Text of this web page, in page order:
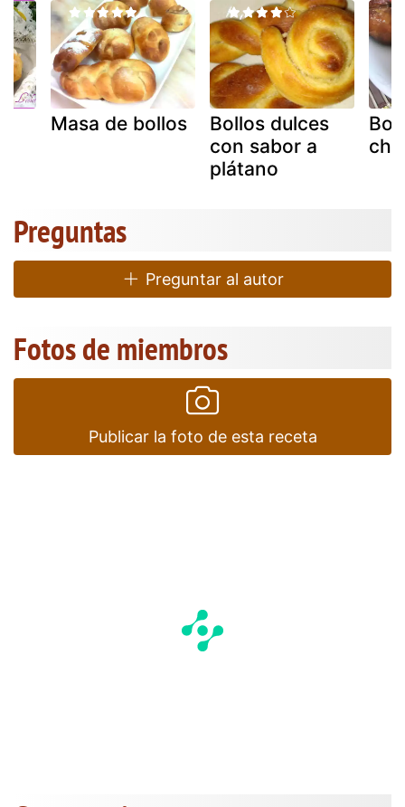
Masa de bollos
Bollos dulces
con sabor a
plátano
Preguntas
Preguntar al autor
Fotos de miembros
Publicar la foto de esta receta